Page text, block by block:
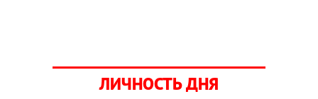
ЛИЧНОСТЬ ДНЯ